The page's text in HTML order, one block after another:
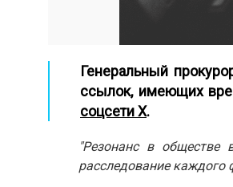
Генеральный
ссылок, имеющих
соцсети X.
"Резонанс в обществе
расследование каждого